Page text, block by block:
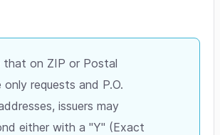
that on ZIP or Postal
only requests and P.O.
issuers may
either with a "Y" (Exact